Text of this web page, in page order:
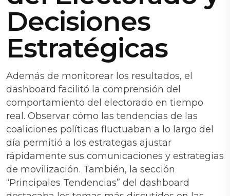
Decisiones
Estratégicas
Además de monitorear los resultados, el
dashboard facilitó la comprensión del
comportamiento del electorado en tiempo
real. Observar cómo las tendencias de las
coaliciones políticas fluctuaban a lo largo del
día permitió a los estrategas ajustar
rápidamente sus comunicaciones y estrategias
de movilización. También, la sección
“Principales Tendencias” del dashboard